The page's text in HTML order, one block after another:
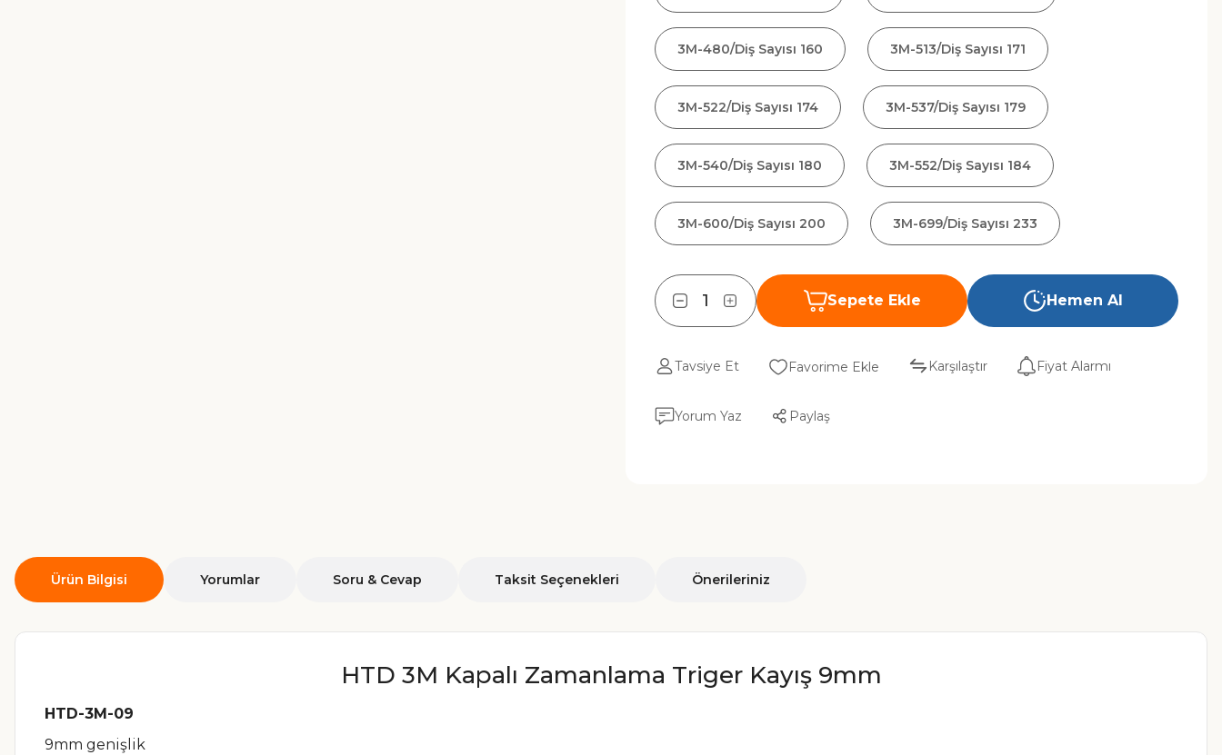
3M-480/Diş Sayısı 160 3M-513/Diş Sayısı 171
3M-522/Diş Sayısı 174 3M-537/Diş Sayısı 179
3M-540/Diş Sayısı 180 3M-552/Diş Sayısı 184
3M-600/Diş Sayısı 200 3M-699/Diş Sayısı 233
Sepete Ekle Hemen Al
Tavsiye Et Karşılaştır Fiyat Alarmı
Yorum Yaz Paylaş
Ürün Bilgisi Yorumlar Soru & Cevap Taksit Seçenekleri Önerileriniz
HTD 3M Kapalı Zamanlama Triger Kayış 9mm
HTD-3M-09
9mm genişlik